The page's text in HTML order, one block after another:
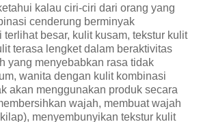
kalau ciri-ciri dari orang yang
cenderung berminyak
besar, kulit kusam, tekstur kulit
terasa lengket dalam beraktivitas
yang menyebabkan rasa tidak
wanita dengan kulit kombinasi
akan menggunakan produk secara
wajah, membuat wajah
menyembunyikan tekstur kulit